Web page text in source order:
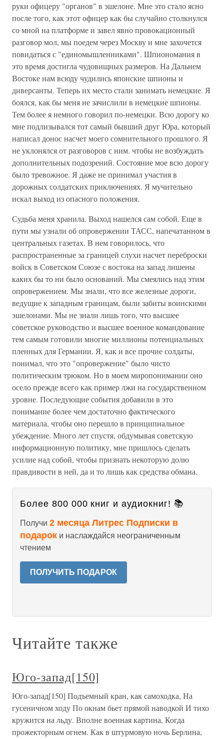
руки офицеру "органов" в эшелоне. Мне это стало ясно
после того, как этот офицер как бы случайно столкнулся
со мной на платформе и завел явно провокационный
разговор мол, мы поедем через Москву и мне захочется
повидаться с "единомышленниками". Шпиономания в
это время достигла чудовищных размеров. На Дальнем
Востоке нам всюду чудились японские шпионы и
диверсанты. Теперь их место стали занимать немецкие. Я
боялся, как бы меня не зачислили в немецкие шпионы.
Тем более я немного говорил по-немецки. Всю дорогу ко
мне подлизывался тот самый бывший друг Юра, который
написал донос насчет моего сомнительного прошлого. Я
не уклонялся от разговоров с ним. чтобы не возбуждать
дополнительных подозрений. Состояние мое всю дорогу
было тревожное. Я даже не принимал участия в
дорожных солдатских приключениях. Я мучительно
искал выход из опасного положения.
Судьба меня хранила. Выход нашелся сам собой. Еще в
пути мы узнали об опровержении ТАСС, напечатанном в
центральных газетах. В нем говорилось, что
распространенные за границей слухи насчет переброски
войск в Советском Союзе с востока на запад лишены
каких бы то ни было оснований. Мы смеялись над этим
опровержением. Мы знали, что все железные дороги,
ведущие к западным границам, были забиты воинскими
эшелонами. Мы не знали лишь того, что высшее
советское руководство и высшее военное командование
тем самым готовили многие миллионы потенциальных
пленных для Германии. Я, как и все прочие солдаты,
понимал, что это "опровержение" было чисто
политическим трюком. Но в моем миропонимании оно
осело прежде всего как пример лжи на государственном
уровне. Последующие события добавили в это
понимание более чем достаточно фактического
материала, чтобы оно перешло в принципиальное
убеждение. Много лет спустя, обдумывая советскую
информационную политику, мне пришлось сделать
усилие над собой, чтобы признать некоторую долю
правдивости в ней, да и то лишь как средства обмана.
Более 800 000 книг и аудиокниг! 📚
Получи 2 месяца Литрес Подписки в
подарок и наслаждайся неограниченным
чтением
ПОЛУЧИТЬ ПОДАРОК
Читайте также
Юго-запад[150]
Юго-запад[150] Подъемный кран, как самоходка, На
гусеничном ходу По окнам бьет прямой наводкой И тихо
кружится на льду. Вполне военная картина, Когда
прожекторным огнем. Как в штурмовую ночь Берлина,